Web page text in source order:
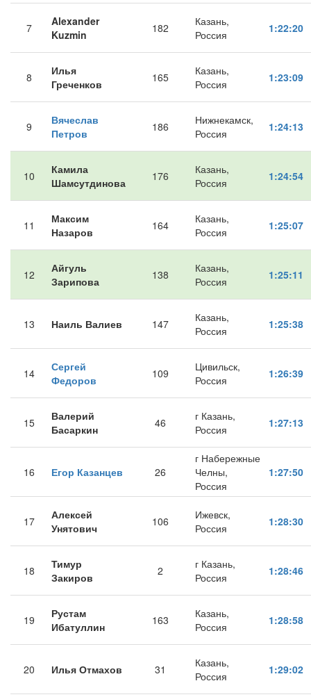
7
Alexander
Kuzmin
182
Казань,
Россия
1:22:20
8
Илья
Греченков
165
Казань,
Россия
1:23:09
9
Вячеслав
Петров
186
Нижнекамск,
Россия
1:24:13
10
Камила
Шамсутдинова
176
Казань,
Россия
1:24:54
11
Максим
Назаров
164
Казань,
Россия
1:25:07
12
Айгуль
Зарипова
138
Казань,
Россия
1:25:11
13 Наиль Валиев 147
Казань,
Россия
1:25:38
14
Сергей
Федоров
109
Цивильск,
Россия
1:26:39
15
Валерий
Басаркин
46
г Казань,
Россия
1:27:13
16 Егор Казанцев 26
г Набережные
Челны,
Россия
1:27:50
17
Алексей
Унятович
106
Ижевск,
Россия
1:28:30
18
Тимур
Закиров
2
г Казань,
Россия
1:28:46
19
Рустам
Ибатуллин
163
Казань,
Россия
1:28:58
20 Илья Отмахов 31
Казань,
Россия
1:29:02